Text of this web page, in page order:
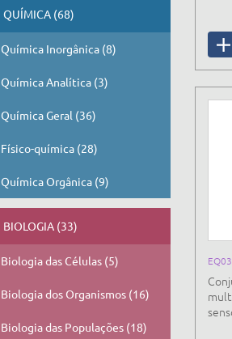
QUÍMICA (68)
Química Inorgânica (8)
Química Analítica (3)
Química Geral (36)
Físico-química (28)
Química Orgânica (9)
BIOLOGIA (33)
Biologia das Células (5)
Biologia dos Organismos (16)
Biologia das Populações (18)